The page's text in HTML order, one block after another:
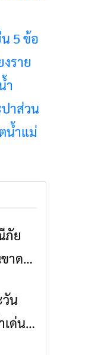
5 ข้อ
ราย
ำ
าส่วน
น้ำแม่
เชียงราย
ภัย
าด
เชียงราย
น
เด่น